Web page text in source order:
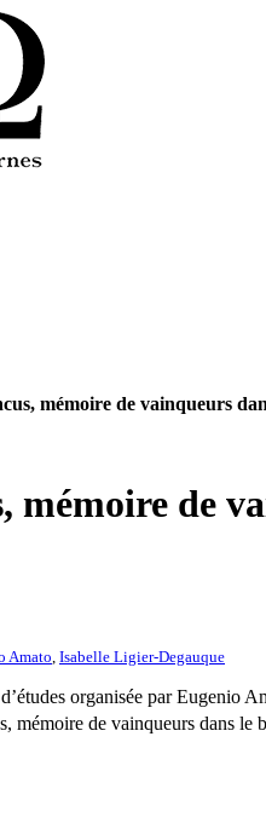
mémoire de vainqueurs
mémoire de
Amato Isabelle Ligier-Degauque
organisée par Eugenio
mémoire de vainqueurs dans